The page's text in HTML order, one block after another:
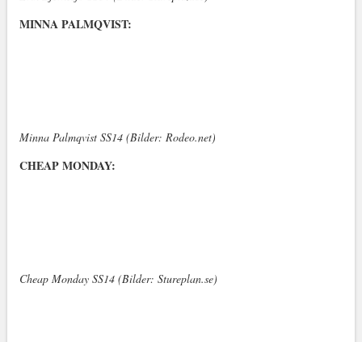
MINNA PALMQVIST:
Minna Palmqvist SS14 (Bilder: Rodeo.net)
CHEAP MONDAY:
Cheap Monday SS14 (Bilder: Stureplan.se)